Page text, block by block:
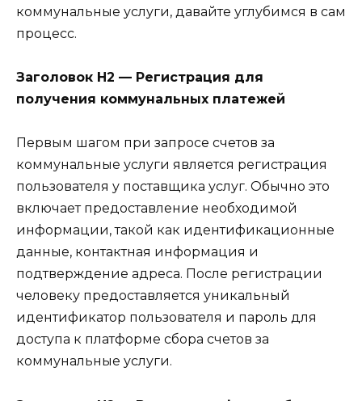
коммунальные услуги, давайте углубимся в сам
процесс.
Заголовок H2 — Регистрация для
получения коммунальных платежей
Первым шагом при запросе счетов за
коммунальные услуги является регистрация
пользователя у поставщика услуг. Обычно это
включает предоставление необходимой
информации, такой как идентификационные
данные, контактная информация и
подтверждение адреса. После регистрации
человеку предоставляется уникальный
идентификатор пользователя и пароль для
доступа к платформе сбора счетов за
коммунальные услуги.